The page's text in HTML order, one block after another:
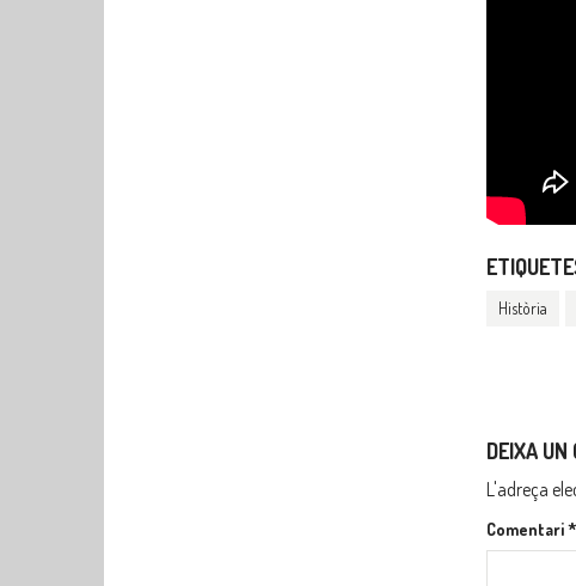
Història
DEIXA UN
L'adreça
Comentari*